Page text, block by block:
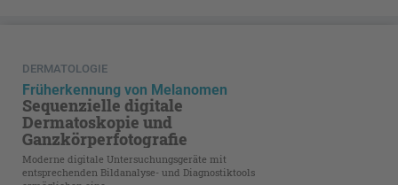
DERMATOLOGIE
Früherkennung von Melanomen
Sequenzielle digitale
Dermatoskopie und
Ganzkörperfotografie
Moderne digitale Untersuchungsgeräte mit
entsprechenden Bildanalyse- und Diagnostiktools